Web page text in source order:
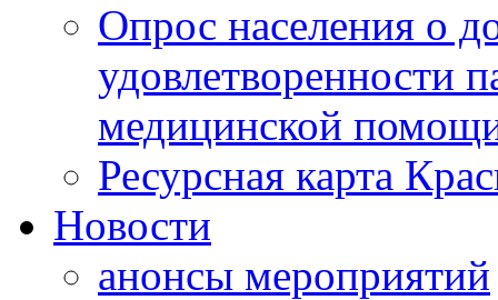
Опрос населения о
удовлетворенности
медицинской
Ресурсная карта
Новости
анонсы мероприятий